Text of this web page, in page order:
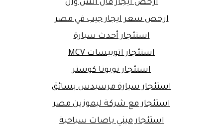
ارخص ايجار فان اتش وان
ارخص سعر ايجار جيب في مصر
استئجار أحدث سيارة
استئجار اتوبيسات MCV
استئجار تويوتا كوستر
استئجار سيارة مرسيدس بسائق
استئجار مع شركة ليموزين مصر
استئجار ميني باصات سياحية